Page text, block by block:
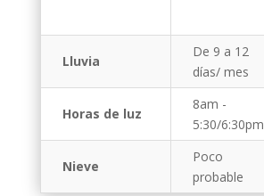
Lluvia
De 9 a 12
días/ mes
Horas de luz
8am -
5:30/6:30pm
Nieve
Poco
probable